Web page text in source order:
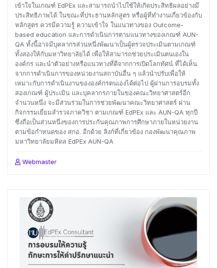
เข้าใจในเกณฑ์ EdPEx และสามารถนำไปใช้ให้เกิดประสิทธิผลอย่างมี
ประสิทธิภาพได้ ในขณะที่ประธานหลักสูตร หรือผู้ที่ทำงานเกี่ยวข้องกับ
หลักสูตร ควรมีความรู้ ความเข้าใจ ในแนวทางของ Outcome-
based education และการดำเนินการตามแนวทางของเกณฑ์ AUN-
QA ทั้งนี้อาจมีบุคลากรส่วนหนึ่งพัฒนาเป็นผู้ตรวจประเมินตามเกณฑ์
ทั้งสองให้กับมหาวิทยาลัยได้ เพื่อให้สามารถช่วยประเมินตนเองใน
องค์กร และนำตัวอย่างหรือแนวทางที่ดีจากการเปิดโลกทัศน์ ที่ได้เห็น
จากการดำเนินการของหน่วยงานสถาบันอื่น ๆ แล้วนำปรับเพื่อให้
เหมาะกับการดำเนินงานขององค์กรตนเองได้ต่อไป ผู้ผ่านการอบรมทั้ง
สองเกณฑ์ ผู้ประเมิน และบุคลากรภายในของคณะวิทยาศาสตร์อีก
จำนวนหนึ่ง จะมีส่วนร่วมในการช่วยพัฒนาคณะวิทยาศาสตร์ ผ่าน
กิจกรรมเยี่ยมสำรวจภาควิชา ตามเกณฑ์ EdPEx และ AUN-QA ทุกปี
ซึ่งถือเป็นส่วนหนึ่งของการประกันคุณภาพการศึกษาภายในหน่วยงาน
ตามข้อกำหนดของ สกอ. อีกด้วย ลิงก์ที่เกี่ยวข้อง กองพัฒนาคุณภาพ
มหาวิทยาลัยมหิดล EdPEx AUN-QA
Webmaster